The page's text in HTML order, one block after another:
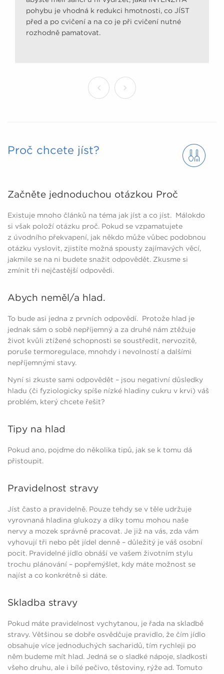
pohybu je vhodná k redukci hmotnosti, co JÍST
před a po cvičení a na co je při cvičení nutné
rozhodně pamatovat.
Proč chcete jíst?
Začněte jednoduchou otázkou Proč
Existuje mnoho článků na téma jak jíst a co jíst. Málokdo
si však položí otázku proč. Pokud se vzpamatujete
z úvodního překvapení, jak někdo může vůbec podobnou
otázku vyslovit, zjistíte možná spousty zajímavých věcí,
jakmile se na ni budete snažit odpovědět. Zkusme si
zmínit tři nejčastější odpovědi.
Abych neměl/a hlad.
To bude asi jedna z prvních odpovědí. Protože hlad je
jednak sám o sobě nepříjemný a za druhé nám ztěžuje
život kvůli ztížené schopnosti se soustředit, nervozitě,
poruše termoregulace, mnohdy i nevolností a dalšími
nepříjemnými stavy.
Nyní si zkuste sami odpovědět – jsou negativní důsledky
hladu (či fyziologicky spíše nízké hladiny cukru v krvi) váš
problém, který chcete řešit?
Tipy na hlad
Pokud ano, pojďme do několika tipů, jak se k tomu dá
přistoupit.
Pravidelnost stravy
Jíst často a pravidelně. Pouze tehdy se v těle udržuje
vyrovnaná hladina glukozy a díky tomu mohou naše
nervy a mozek správně pracovat. Je již na vás, zda vám
vyhovují tři nebo pět jídel denně – důležitý je váš osobní
pocit. Pravidelné jídlo obnáší ve vašem životním stylu
trochu plánování – popřemýšlet, kdy máte možnost se
najíst a co konkrétně si dáte.
Skladba stravy
Pokud máte pravidelnost vychytanou, je řada na skladbě
stravy. Většinou se dobře osvědčuje pravidlo, že čím jídlo
obsahuje více jednoduchých sacharidů, tím rychleji po
něm budeme mít hlad. Jedná se o sladké nápoje, sladkosti
všeho druhu, ale i bílé pečivo, těstoviny, rýže ad. Tomuto